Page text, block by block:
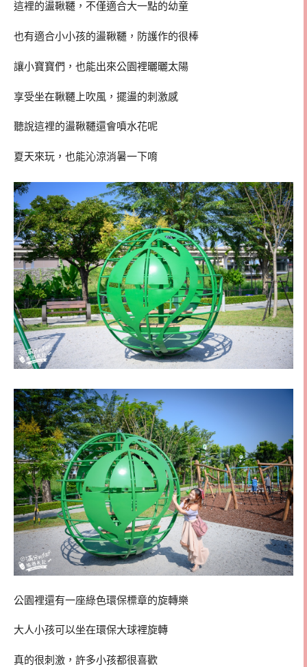
這裡的盪鞦韆，不僅適合大一點的幼童
也有適合小小孩的盪鞦韆，防護作的很棒
讓小寶寶們，也能出來公園裡曬曬太陽
享受坐在鞦韆上吹風，擺盪的刺激感
聽說這裡的盪鞦韆還會噴水花呢
夏天來玩，也能沁涼消暑一下唷
公園裡還有一座綠色環保標章的旋轉樂
大人小孩可以坐在環保大球裡旋轉
真的很刺激，許多小孩都很喜歡